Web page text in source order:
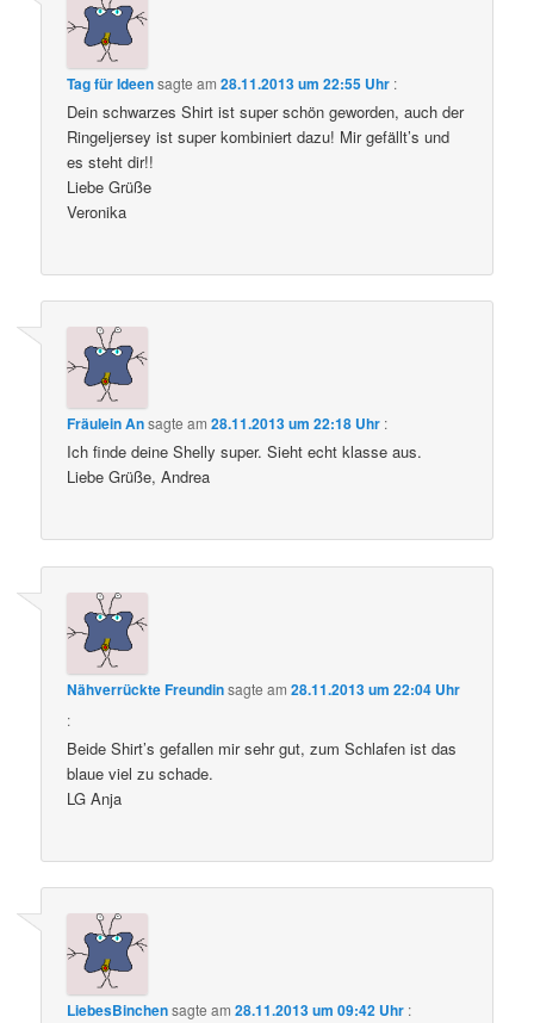
Tag für Ideensagte am28.11.2013 um 22:55 Uhr :
Dein schwarzes Shirt ist super schön geworden, auch der
Ringeljersey ist super kombiniert dazu! Mir gefällt’s und
es steht dir!!
Liebe Grüße
Veronika
Fräulein Ansagte am28.11.2013 um 22:18 Uhr :
Ich finde deine Shelly super. Sieht echt klasse aus.
Liebe Grüße, Andrea
Nähverrückte Freundinsagte am28.11.2013 um 22:04 Uhr
:
Beide Shirt’s gefallen mir sehr gut, zum Schlafen ist das
blaue viel zu schade.
LG Anja
LiebesBinchensagte am28.11.2013 um 09:42 Uhr :